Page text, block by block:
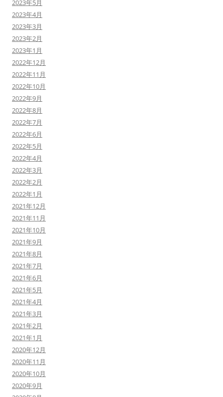
2023年5月
2023年4月
2023年3月
2023年2月
2023年1月
2022年12月
2022年11月
2022年10月
2022年9月
2022年8月
2022年7月
2022年6月
2022年5月
2022年4月
2022年3月
2022年2月
2022年1月
2021年12月
2021年11月
2021年10月
2021年9月
2021年8月
2021年7月
2021年6月
2021年5月
2021年4月
2021年3月
2021年2月
2021年1月
2020年12月
2020年11月
2020年10月
2020年9月